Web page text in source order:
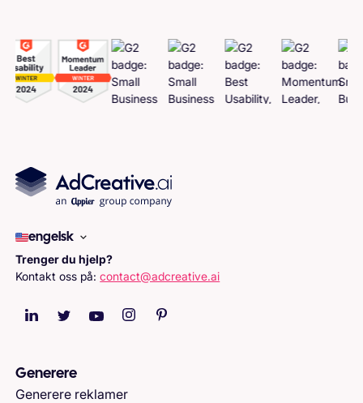
engelsk
Trenger du hjelp?
Kontakt oss på:contact@adcreative.ai
Generere
Generere reklamer